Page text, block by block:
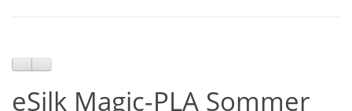
eSilk Magic-PLA Sommer